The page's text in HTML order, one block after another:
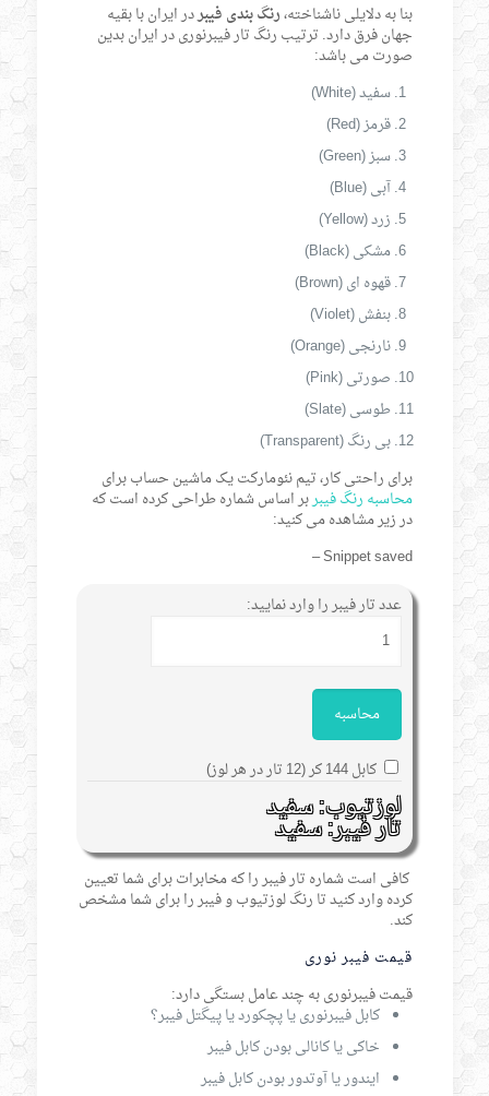
بنا به دلایلی ناشناخته،رنگ بندی فیبردر ایران با بقیه
جهان فرق دارد. ترتیب رنگ تار فیبرنوری در ایران بدین
صورت می باشد:
سفید (White)
قرمز (Red)
سبز (Green)
آبی (Blue)
زرد (Yellow)
مشکی (Black)
قهوه ای (Brown)
بنفش (Violet)
نارنجی (Orange)
صورتی (Pink)
طوسی (Slate)
بی رنگ (Transparent)
برای راحتی کار، تیم نئومارکت یک ماشین حساب برای
محاسبه رنگ فیبربر اساس شماره طراحی کرده است که
در زیر مشاهده می کنید:
Snippet saved –
عدد تار فیبر را وارد نمایید:
محاسبه
کابل 144 کر (12 تار در هر لوز)
لوزتیوب: سفید
تار فیبر: سفید
کافی است شماره تار فیبر را که مخابرات برای شما تعیین
کرده وارد کنید تا رنگ لوزتیوب و فیبر را برای شما مشخص
کند.
قیمت فیبر نوری
قیمت فیبرنوری به چند عامل بستگی دارد:
کابل فیبرنوری یا پچکورد یا پیگتل فیبر؟
خاکی یا کانالی بودن کابل فیبر
ایندور یا آوتدور بودن کابل فیبر